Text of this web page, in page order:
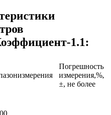
1.1:
Погрешность
измерения,%,
±, не более